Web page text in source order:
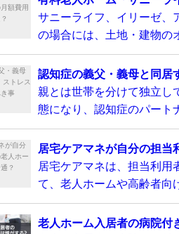
サニーライフ、イリーゼ、
の場合には、土地・建物の
認知症の義父・義母と同居
親とは世帯を分けて独立し
態になり、認知症のパート
居宅ケアマネが自分の担当
居宅ケアマネは、担当利用
て、老人ホームや高齢者向
老人ホーム入居者の病院付